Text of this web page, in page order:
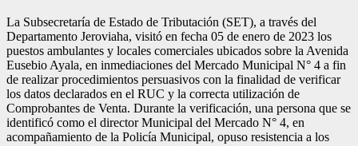
La Subsecretaría de Estado de Tributación (SET), a través del
Departamento Jeroviaha, visitó en fecha 05 de enero de 2023 los
puestos ambulantes y locales comerciales ubicados sobre la Avenida
Eusebio Ayala, en inmediaciones del Mercado Municipal N° 4 a fin
de realizar procedimientos persuasivos con la finalidad de verificar
los datos declarados en el RUC y la correcta utilización de
Comprobantes de Venta. Durante la verificación, una persona que se
identificó como el director Municipal del Mercado N° 4, en
acompañamiento de la Policía Municipal, opuso resistencia a los